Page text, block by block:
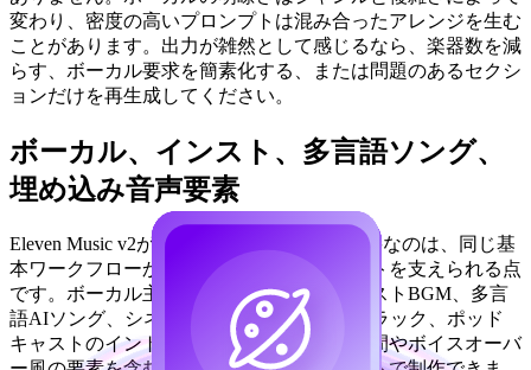
変わり、密度の高いプロンプトは混み合ったアレンジを生む
ことがあります。出力が雑然として感じるなら、楽器数を減
らす、ボーカル要求を簡素化する、または問題のあるセクシ
ョンだけを再生成してください。
ボーカル、インスト、多言語ソング、
埋め込み音声要素
Eleven Music v2がクリエイターにとって重要なのは、同じ基
本ワークフローから複数の音声フォーマットを支えられる点
です。ボーカル主導のポップソング、インストBGM、多言
語AIソング、シネマティックなサウンドトラック、ポッド
キャストのイントロ、そして効果音風の瞬間やボイスオーバ